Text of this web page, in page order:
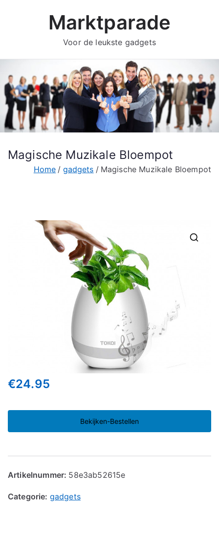
Marktparade
Voor de leukste gadgets
Magische Muzikale Bloempot
Home gadgets Magische Muzikale Bloempot
€24.95
Bekijken-Bestellen
Artikelnummer: 58e3ab52615e
Categorie: gadgets